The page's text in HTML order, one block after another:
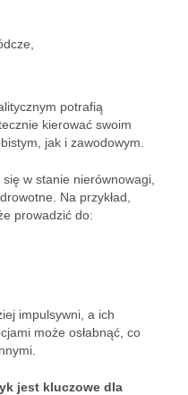
potrafią
kierować swoim
jak i zawodowym.
w stanie nierównowagi,
Na przykład,
prowadzić do:
impulsywni, a ich
może osłabnąć, co
jest kluczowe dla